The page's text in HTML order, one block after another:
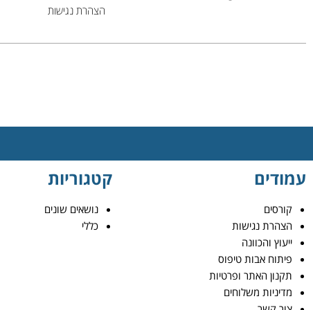
הצהרת נגישות
עמודים
קורסים
הצהרת נגישות
ייעוץ והכוונה
פיתוח אבות טיפוס
תקנון האתר ופרטיות
מדיניות משלוחים
קטגוריות
נושאים שונים
כללי